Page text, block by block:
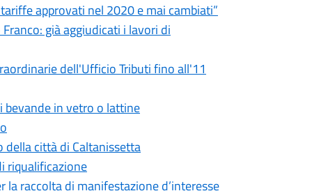
approvati nel 2020 e mai cambiati”
già aggiudicati i lavori di
dell'Ufficio Tributi fino all'11
bevande in vetro o lattine
della città di Caltanissetta
riqualificazione
raccolta di manifestazione d’interesse